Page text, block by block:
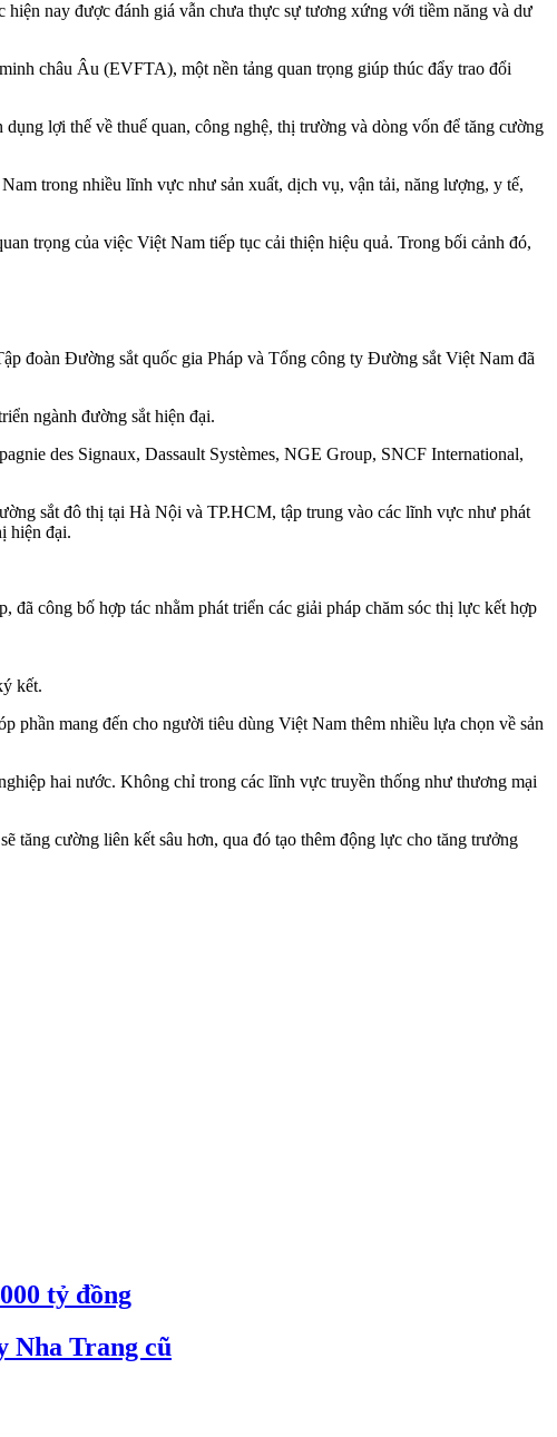
nay được đánh giá vẫn chưa thực sự tương xứng với tiềm năng và dư
châu Âu (EVFTA), một nền tảng quan trọng giúp thúc đẩy trao đổi
lợi thế về thuế quan, công nghệ, thị trường và dòng vốn để tăng cường
trong nhiều lĩnh vực như sản xuất, dịch vụ, vận tải, năng lượng, y tế,
trọng của việc Việt Nam tiếp tục cải thiện hiệu quả. Trong bối cảnh đó,
đoàn Đường sắt quốc gia Pháp và Tổng công ty Đường sắt Việt Nam đã
ngành đường sắt hiện đại.
des Signaux, Dassault Systèmes, NGE Group, SNCF International,
sắt đô thị tại Hà Nội và TP.HCM, tập trung vào các lĩnh vực như phát
hiện đại.
công bố hợp tác nhằm phát triển các giải pháp chăm sóc thị lực kết hợp
kết.
phần mang đến cho người tiêu dùng Việt Nam thêm nhiều lựa chọn về sản
hai nước. Không chỉ trong các lĩnh vực truyền thống như thương mại
tăng cường liên kết sâu hơn, qua đó tạo thêm động lực cho tăng trưởng
tỷ đồng
Nha Trang cũ